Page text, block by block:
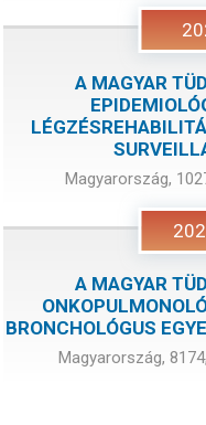
A MAGYAR
Magyarország,
A MAGYAR
BRONCHOLÓGUS
Magyarország,